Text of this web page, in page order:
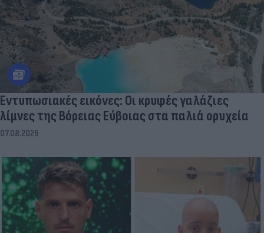
Εντυπωσιακές εικόνες: Οι κρυφές γαλάζιες
λίμνες της Βόρειας Εύβοιας στα παλιά ορυχεία
07.08.2026